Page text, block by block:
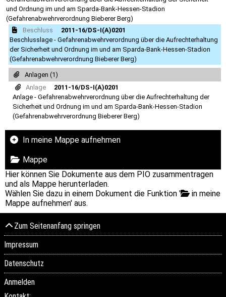
und Ordnung im und am Sparda-Bank-Hessen-Stadion
(Gefahrenabwehrverordnung Bieberer Berg)
Beschluss
2011-16/DS-I(A)0201
Beschlusslage - Gefahrenabwehrverordnung über die Aufrechterhaltung
der Sicherheit und Ordnung im und am Sparda-Bank-Hessen-Stadion
(Gefahrenabwehrverordnung Bieberer Berg)
Anlagen (1)
Anlage
2011-16/DS-I(A)0201
Anlage - Gefahrenabwehrverordnung über die Aufrechterhaltung der
Sicherheit und Ordnung im und am Sparda-Bank-Hessen-Stadion
(Gefahrenabwehrverordnung Bieberer Berg)
In meine Mappe aufnehmen
Mappe
Hier können Sie Dokumente aus dem PIO zusammentragen
und als Mappe herunterladen.
Wählen Sie dazu in einem Dokument die Funktion '
in meine
Mappe aufnehmen' aus.
Zum Seitenanfang springen
Impressum
Datenschutz
Anmelden